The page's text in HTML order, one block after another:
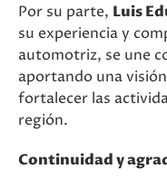
Por su parte, Luis
su experiencia y
automotriz, se une
aportando una
fortalecer las
región.
Continuidad y